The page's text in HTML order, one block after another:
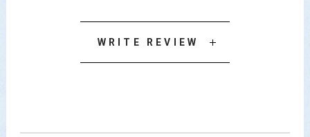
WRITE REVIEW